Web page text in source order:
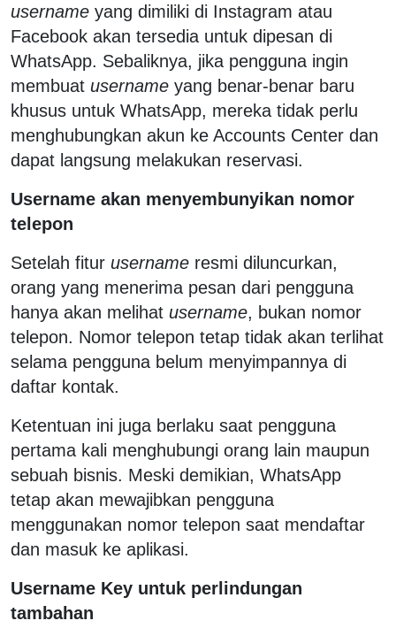
username yang dimiliki di Instagram atau
Facebook akan tersedia untuk dipesan di
WhatsApp. Sebaliknya, jika pengguna ingin
membuat username yang benar-benar baru
khusus untuk WhatsApp, mereka tidak perlu
menghubungkan akun ke Accounts Center dan
dapat langsung melakukan reservasi.
Username akan menyembunyikan nomor
telepon
Setelah fitur username resmi diluncurkan,
orang yang menerima pesan dari pengguna
hanya akan melihat username, bukan nomor
telepon. Nomor telepon tetap tidak akan terlihat
selama pengguna belum menyimpannya di
daftar kontak.
Ketentuan ini juga berlaku saat pengguna
pertama kali menghubungi orang lain maupun
sebuah bisnis. Meski demikian, WhatsApp
tetap akan mewajibkan pengguna
menggunakan nomor telepon saat mendaftar
dan masuk ke aplikasi.
Username Key untuk perlindungan
tambahan